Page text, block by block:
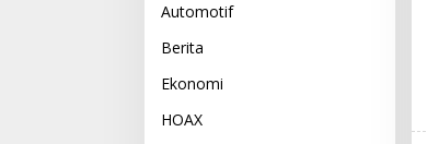
Automotif
Berita
Ekonomi
HOAX